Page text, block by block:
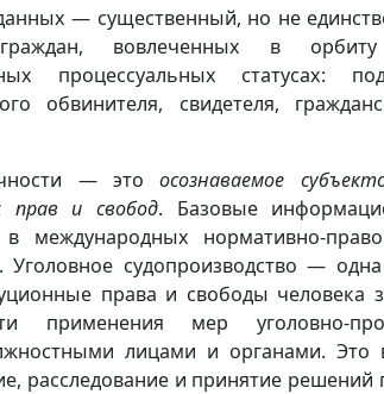
— существенный, но не
вовлеченных в орбиту
процессуальных статусах:
обвинителя, свидетеля,
— этоосознаваемое
прав и свобод. Базовые
международных нормативно-
Уголовное судопроизводство —
права и свободы человека
применения мер уголовно-
лицами и органами. Это
расследование и принятие решений